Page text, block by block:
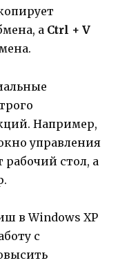
а Ctrl + V
Например,
управления
рабочий стол, а
в Windows XP
с